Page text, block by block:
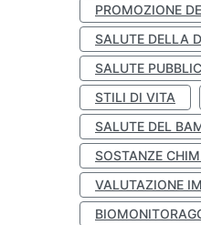
PROMOZIONE
SALUTE DELLA
SALUTE
STILI DI VITA
SALUTE DEL
SOSTANZE
VALUTAZIONE